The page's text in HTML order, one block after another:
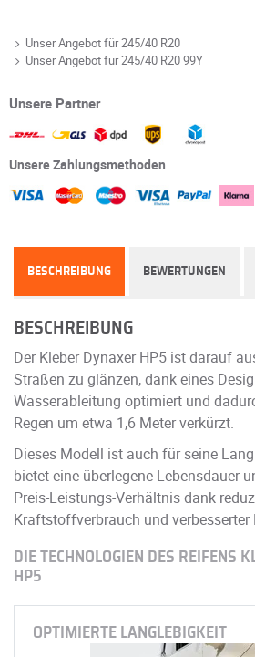
Unser Angebot für 245/40 R20
Unser Angebot für 245/40 R20 99Y
Unsere Partner
Unsere Zahlungsmethoden
BESCHREIBUNG BEWERTUNGEN
BESCHREIBUNG
Der Kleber Dynaxer HP5 ist darauf
Straßen zu glänzen, dank eines
Wasserableitung optimiert und
Regen um etwa 1,6 Meter verkürzt.
Dieses Modell ist auch für seine
bietet eine überlegene Lebensdauer
Preis-Leistungs-Verhältnis dank
Kraftstoffverbrauch und
DIE TECHNOLOGIEN DES REIFENS
HP5
OPTIMIERTE LANGLEBIGKEIT